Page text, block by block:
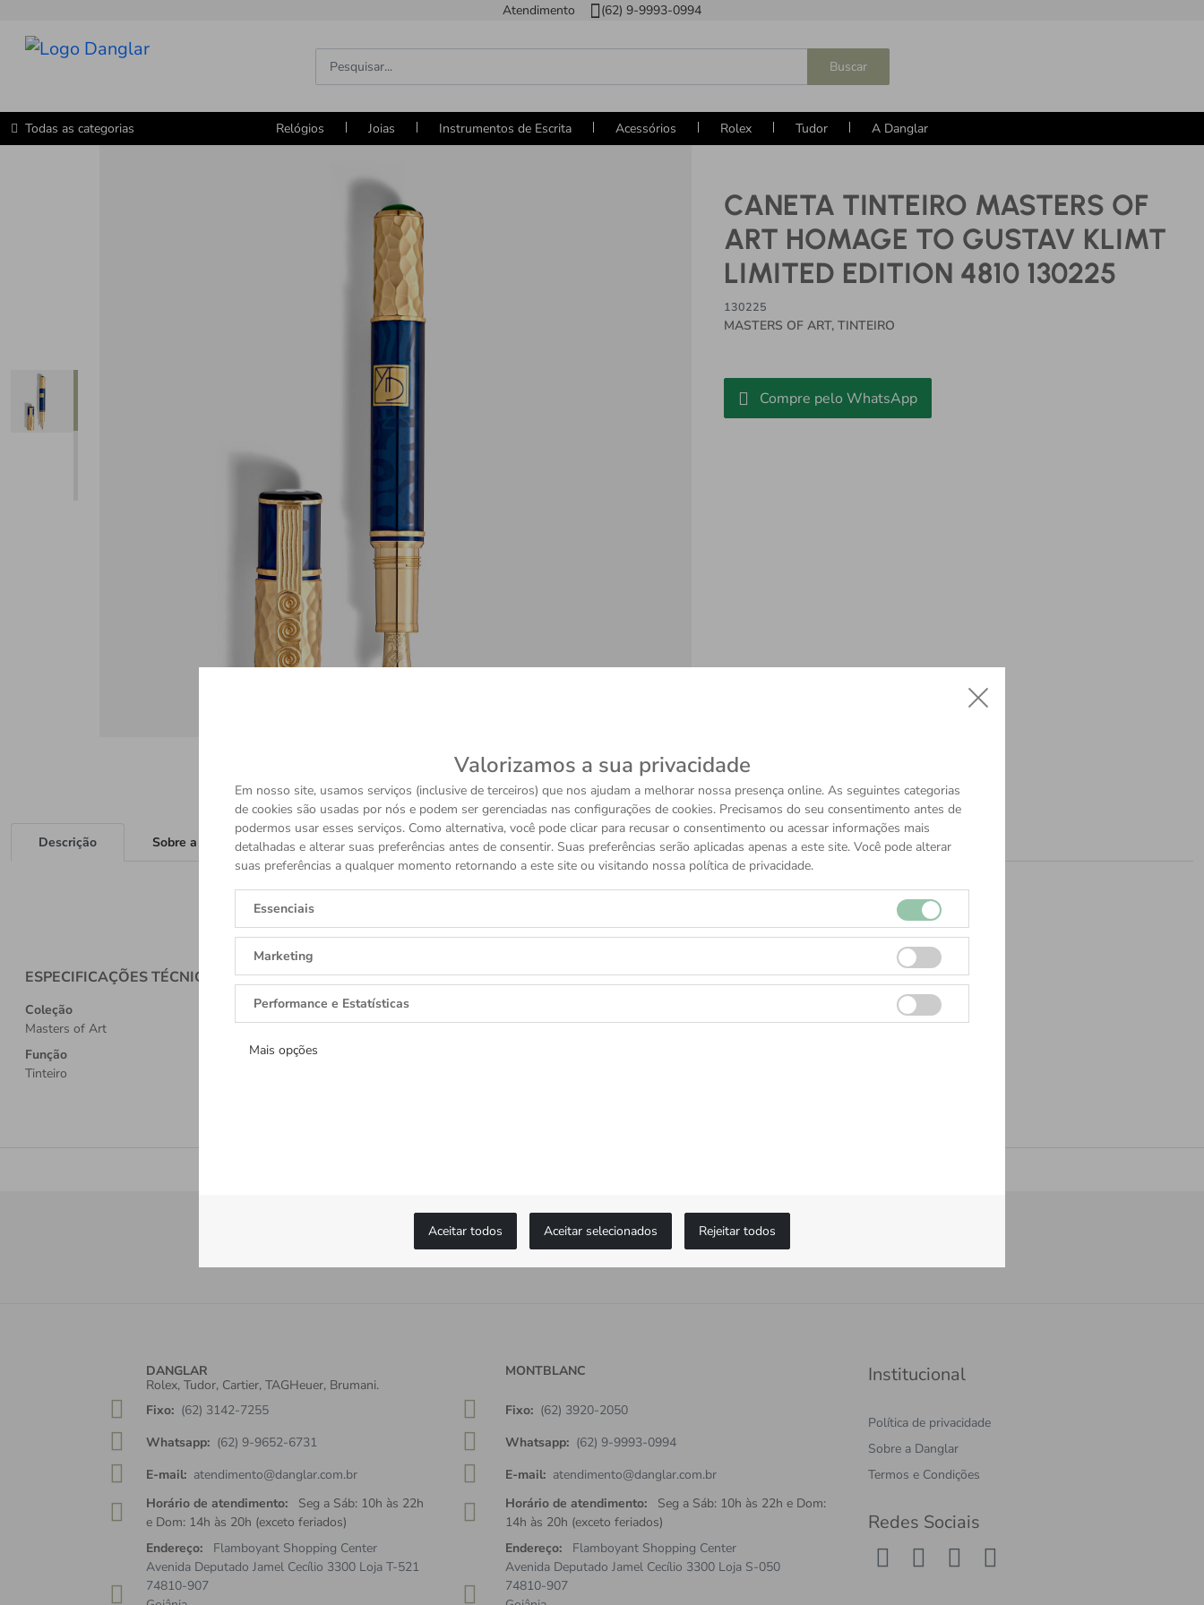
Valorizamos a sua privacidade
Em nosso site, usamos serviços (inclusive de terceiros) que nos ajudam a melhorar nossa presença online. As seguintes categorias
de cookies são usadas por nós e podem ser gerenciadas nas configurações de cookies. Precisamos do seu consentimento antes de
podermos usar esses serviços. Como alternativa, você pode clicar para recusar o consentimento ou acessar informações mais
detalhadas e alterar suas preferências antes de consentir. Suas preferências serão aplicadas apenas a este site. Você pode alterar
suas preferências a qualquer momento retornando a este site ou visitando nossa política de privacidade.
Essenciais
Marketing
Performance e Estatísticas
Mais opções
Aceitar todos Aceitar selecionados Rejeitar todos
Atendimento (62) 9-9993-0994
Buscar
Todas as categorias Relógios Joias Instrumentos de Escrita Acessórios Rolex Tudor A Danglar
CANETA TINTEIRO MASTERS OF
ART HOMAGE TO GUSTAV KLIMT
LIMITED EDITION 4810 130225
130225
MASTERS OF ART, TINTEIRO
Compre pelo WhatsApp
Descrição Sobre a Marca
ESPECIFICAÇÕES TÉCNICAS
Coleção
Masters of Art
Função
Tinteiro
Receba todas as novidades
DANGLAR
Rolex, Tudor, Cartier, TAGHeuer, Brumani.
Fixo: (62) 3142-7255
Whatsapp: (62) 9-9652-6731
E-mail: atendimento@danglar.com.br
Horário de atendimento:
Seg a Sáb: 10h às 22h
e Dom: 14h às 20h (exceto feriados)
Endereço:
Flamboyant Shopping Center
Avenida Deputado Jamel Cecílio 3300 Loja T-521
74810-907
MONTBLANC
Fixo: (62) 3920-2050
Whatsapp: (62) 9-9993-0994
E-mail: atendimento@danglar.com.br
Horário de atendimento:
Seg a Sáb: 10h às 22h e Dom:
14h às 20h (exceto feriados)
Endereço:
Flamboyant Shopping Center
Avenida Deputado Jamel Cecílio 3300 Loja S-050
74810-907
Institucional
Política de privacidade
Sobre a Danglar
Termos e Condições
Redes Sociais